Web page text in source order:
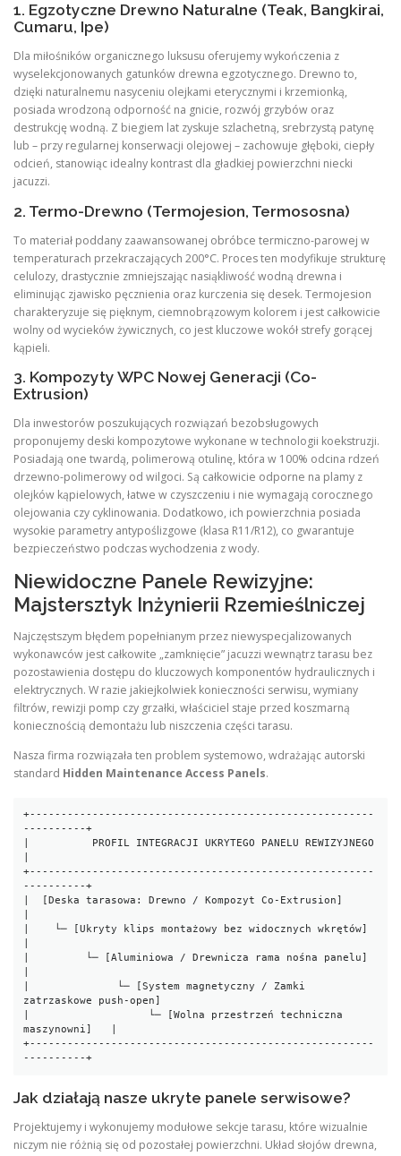
1. Egzotyczne Drewno Naturalne (Teak, Bangkirai,
Cumaru, Ipe)
Dla miłośników organicznego luksusu oferujemy wykończenia z
wyselekcjonowanych gatunków drewna egzotycznego. Drewno to,
dzięki naturalnemu nasyceniu olejkami eterycznymi i krzemionką,
posiada wrodzoną odporność na gnicie, rozwój grzybów oraz
destrukcję wodną. Z biegiem lat zyskuje szlachetną, srebrzystą patynę
lub – przy regularnej konserwacji olejowej – zachowuje głęboki, ciepły
odcień, stanowiąc idealny kontrast dla gładkiej powierzchni niecki
jacuzzi.
2. Termo-Drewno (Termojesion, Termososna)
To materiał poddany zaawansowanej obróbce termiczno-parowej w
temperaturach przekraczających 200°C. Proces ten modyfikuje strukturę
celulozy, drastycznie zmniejszając nasiąkliwość wodną drewna i
eliminując zjawisko pęcznienia oraz kurczenia się desek. Termojesion
charakteryzuje się pięknym, ciemnobrązowym kolorem i jest całkowicie
wolny od wycieków żywicznych, co jest kluczowe wokół strefy gorącej
kąpieli.
3. Kompozyty WPC Nowej Generacji (Co-
Extrusion)
Dla inwestorów poszukujących rozwiązań bezobsługowych
proponujemy deski kompozytowe wykonane w technologii koekstruzji.
Posiadają one twardą, polimerową otulinę, która w 100% odcina rdzeń
drzewno-polimerowy od wilgoci. Są całkowicie odporne na plamy z
olejków kąpielowych, łatwe w czyszczeniu i nie wymagają corocznego
olejowania czy cyklinowania. Dodatkowo, ich powierzchnia posiada
wysokie parametry antypoślizgowe (klasa R11/R12), co gwarantuje
bezpieczeństwo podczas wychodzenia z wody.
Niewidoczne Panele Rewizyjne:
Majstersztyk Inżynierii Rzemieślniczej
Najczęstszym błędem popełnianym przez niewyspecjalizowanych
wykonawców jest całkowite „zamknięcie” jacuzzi wewnątrz tarasu bez
pozostawienia dostępu do kluczowych komponentów hydraulicznych i
elektrycznych. W razie jakiejkolwiek konieczności serwisu, wymiany
filtrów, rewizji pomp czy grzałki, właściciel staje przed koszmarną
koniecznością demontażu lub niszczenia części tarasu.
Nasza firma rozwiązała ten problem systemowo, wdrażając autorski
standard Hidden Maintenance Access Panels.
+-------------------------------------------------------
----------+
|          PROFIL INTEGRACJI UKRYTEGO PANELU REWIZYJNEGO
+-------------------------------------------------------
----------+
|  [Deska tarasowa: Drewno / Kompozyt Co-Extrusion]
|    └─ [Ukryty klips montażowy bez widocznych wkrętów]
|         └─ [Aluminiowa / Drewnicza rama nośna panelu]
|              └─ [System magnetyczny / Zamki
zatrzaskowe push-open]
|                   └─ [Wolna przestrzeń techniczna
maszynowni]   |
+-------------------------------------------------------
Jak działają nasze ukryte panele serwisowe?
Projektujemy i wykonujemy modułowe sekcje tarasu, które wizualnie
niczym nie różnią się od pozostałej powierzchni. Układ słojów drewna,